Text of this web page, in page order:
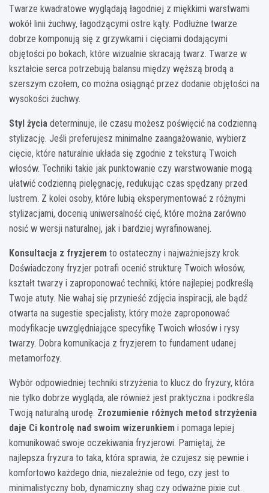
Twarze kwadratowe wyglądają łagodniej z miękkimi warstwami
wokół linii żuchwy, łagodzącymi ostre kąty. Podłużne twarze
dobrze komponują się z grzywkami i cięciami dodającymi
objętości po bokach, które wizualnie skracają twarz. Twarze w
kształcie serca potrzebują balansu między węższą brodą a
szerszym czołem, co można osiągnąć przez dodanie objętości na
wysokości żuchwy.
Styl życia determinuje, ile czasu możesz poświęcić na codzienną
stylizację. Jeśli preferujesz minimalne zaangażowanie, wybierz
cięcie, które naturalnie układa się zgodnie z teksturą Twoich
włosów. Techniki takie jak punktowanie czy warstwowanie mogą
ułatwić codzienną pielęgnację, redukując czas spędzany przed
lustrem. Z kolei osoby, które lubią eksperymentować z różnymi
stylizacjami, docenią uniwersalność cięć, które można zarówno
nosić w wersji naturalnej, jak i bardziej wyrafinowanej.
Konsultacja z fryzjerem to ostateczny i najważniejszy krok.
Doświadczony fryzjer potrafi ocenić strukturę Twoich włosów,
kształt twarzy i zaproponować techniki, które najlepiej podkreślą
Twoje atuty. Nie wahaj się przynieść zdjęcia inspiracji, ale bądź
otwarta na sugestie specjalisty, który może zaproponować
modyfikacje uwzględniające specyfikę Twoich włosów i rysy
twarzy. Dobra komunikacja z fryzjerem to fundament udanej
metamorfozy.
Wybór odpowiedniej techniki strzyżenia to klucz do fryzury, która
nie tylko dobrze wygląda, ale również jest praktyczna i podkreśla
Twoją naturalną urodę. Zrozumienie różnych metod strzyżenia
daje Ci kontrolę nad swoim wizerunkiem i pomaga lepiej
komunikować swoje oczekiwania fryzjerowi. Pamiętaj, że
najlepsza fryzura to taka, która sprawia, że czujesz się pewnie i
komfortowo każdego dnia, niezależnie od tego, czy jest to
minimalistyczny bob, dynamiczny shag czy odważne pixie cut.